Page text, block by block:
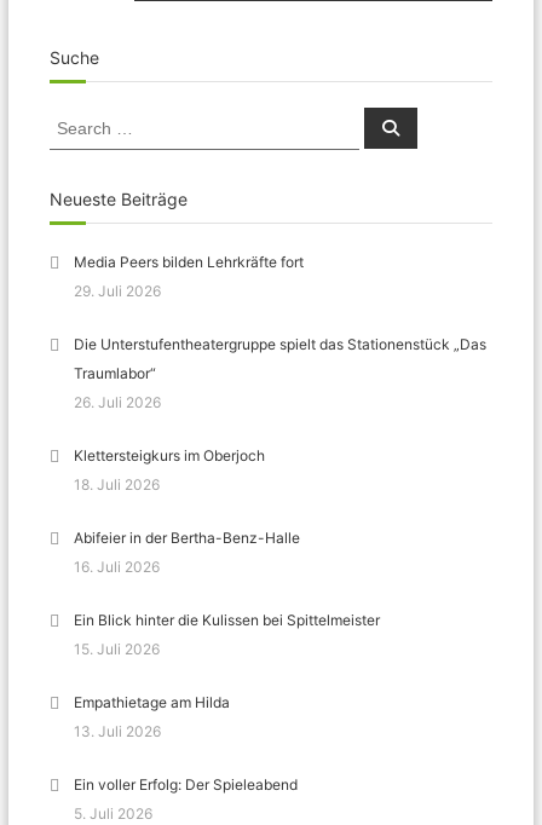
Suche
Search
Search
Neueste Beiträge
Media Peers bilden Lehrkräfte fort
29. Juli 2026
Die Unterstufentheatergruppe spielt das Stationenstück „Das
Traumlabor“
26. Juli 2026
Klettersteigkurs im Oberjoch
18. Juli 2026
Abifeier in der Bertha-Benz-Halle
16. Juli 2026
Ein Blick hinter die Kulissen bei Spittelmeister
15. Juli 2026
Empathietage am Hilda
13. Juli 2026
Ein voller Erfolg: Der Spieleabend
5. Juli 2026